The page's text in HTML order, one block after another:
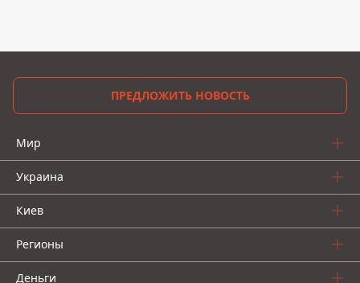
ПРЕДЛОЖИТЬ НОВОСТЬ
Мир
Украина
Киев
Регионы
Деньги